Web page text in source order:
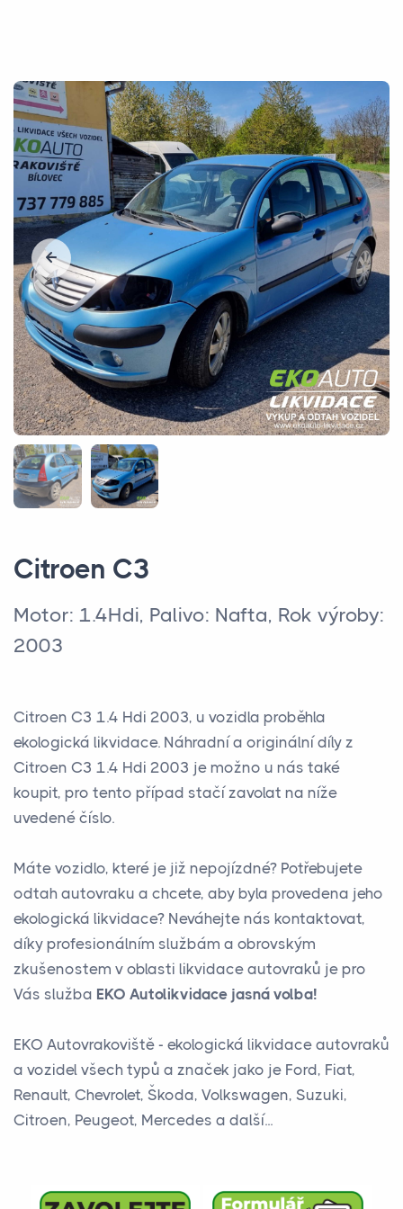
Citroen C3
Motor: 1.4Hdi, Palivo: Nafta, Rok výroby:
2003
Citroen C3 1.4 Hdi 2003, u vozidla proběhla
ekologická likvidace. Náhradní a originální díly z
Citroen C3 1.4 Hdi 2003 je možno u nás také
koupit, pro tento případ stačí zavolat na níže
uvedené číslo.
Máte vozidlo, které je již nepojízdné? Potřebujete
odtah autovraku a chcete, aby byla provedena jeho
ekologická likvidace? Neváhejte nás kontaktovat,
díky profesionálním službám a obrovským
zkušenostem v oblasti likvidace autovraků je pro
Vás služba EKO Autolikvidace jasná volba!
EKO Autovrakoviště - ekologická likvidace autovraků
a vozidel všech typů a značek jako je Ford, Fiat,
Renault, Chevrolet, Škoda, Volkswagen, Suzuki,
Citroen, Peugeot, Mercedes a další...